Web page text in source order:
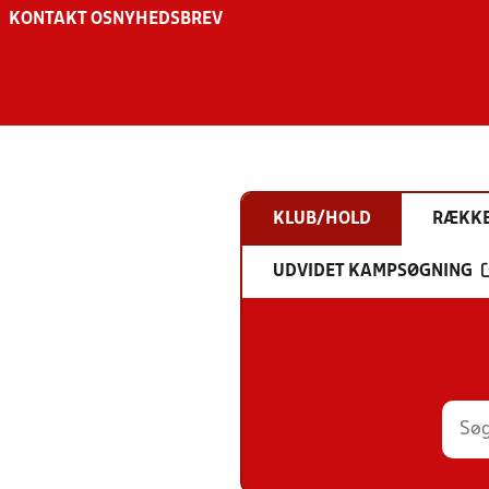
KONTAKT OS NYHEDSBREV
KLUB/HOLD
UDVIDET KAMPSØGNING